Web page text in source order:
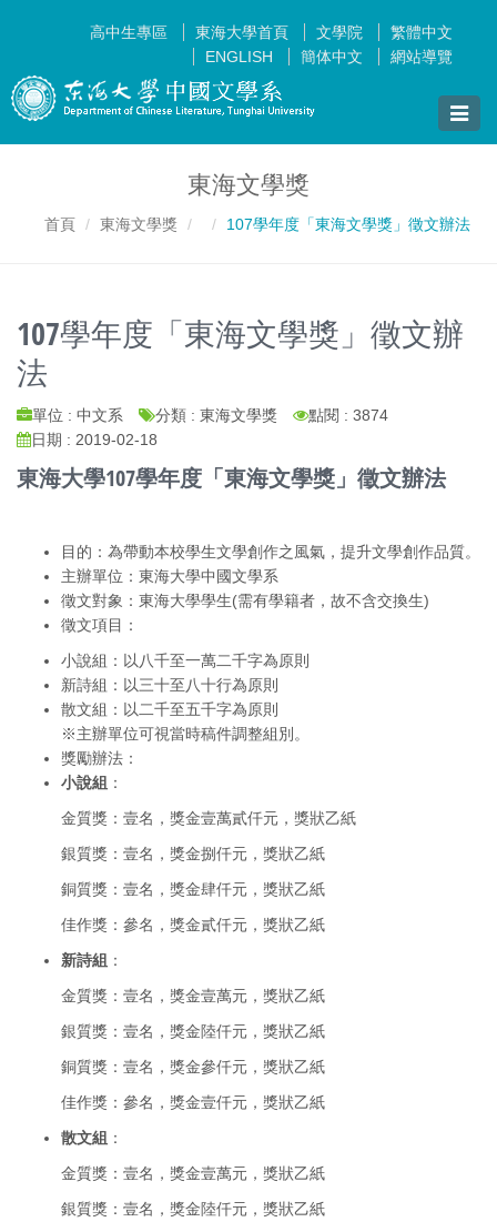
高中生專區 東海大學首頁 文學院
繁體中文
ENGLISH
簡体中文 網站導覽
Toggle
東海文學獎
首頁 東海文學獎 107學年度「東海文學獎」徵文辦法
107學年度「東海文學獎」徵文辦
法
單位 : 中文系 分類 : 東海文學獎
點閱 : 3874
日期 : 2019-02-18
東海大學107學年度「東海文學獎」徵文辦法
目的：為帶動本校學生文學創作之風氣，提升文學創作品質。
主辦單位：東海大學中國文學系
徵文對象：東海大學學生(需有學籍者，故不含交換生)
徵文項目：
小說組：以八千至一萬二千字為原則
新詩組：以三十至八十行為原則
散文組：以二千至五千字為原則
※主辦單位可視當時稿件調整組別。
獎勵辦法：
小說組 ：
金質獎：壹名，獎金壹萬貳仟元，獎狀乙紙
銀質獎：壹名，獎金捌仟元，獎狀乙紙
銅質獎：壹名，獎金肆仟元，獎狀乙紙
佳作獎：參名，獎金貳仟元，獎狀乙紙
新詩組 ：
金質獎：壹名，獎金壹萬元，獎狀乙紙
銀質獎：壹名，獎金陸仟元，獎狀乙紙
銅質獎：壹名，獎金參仟元，獎狀乙紙
佳作獎：參名，獎金壹仟元，獎狀乙紙
散文組 ：
金質獎：壹名，獎金壹萬元，獎狀乙紙
銀質獎：壹名，獎金陸仟元，獎狀乙紙